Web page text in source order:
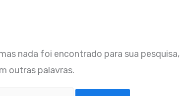
nada foi encontrado para sua
outras palavras.